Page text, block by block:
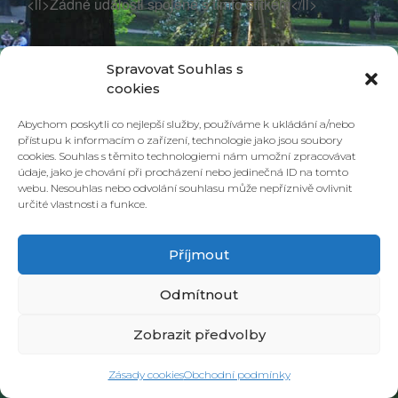
Spravovat Souhlas s
cookies
Abychom poskytli co nejlepší služby, používáme k ukládání a/nebo
přístupu k informacím o zařízení, technologie jako jsou soubory
cookies. Souhlas s těmito technologiemi nám umožní zpracovávat
údaje, jako je chování při procházení nebo jedinečná ID na tomto
webu. Nesouhlas nebo odvolání souhlasu může nepříznivě ovlivnit
určité vlastnosti a funkce.
Příjmout
Odmítnout
Zobrazit předvolby
Zásady cookiesObchodní podmínky
© 2026 PONAVA CAFÉ & RESTAURANT |